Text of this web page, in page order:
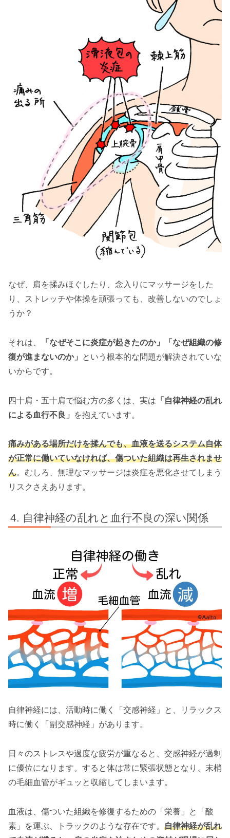
なぜ、肩を揉みほぐしたり、念入りにマッサージをした
り、ストレッチや体操を頑張っても、改善しないのでしょ
うか？
それは、
「なぜそこに炎症が起きたのか」「なぜ組織の修
復が進まないのか」
という根本的な問題が解決されていな
いからです。
四十肩・五十肩で悩む方の多くは、実は 「自律神経の乱れ
による血行不良」
を抱えています。
痛みがある場所だけを揉んでも、血液を送るシステム自体
が正常に働いていなければ、傷ついた組織は再生されませ
ん。むしろ、無理なマッサージは炎症を悪化させてしまう
リスクさえあります。
自律神経の乱れと血行不良の深い関係
自律神経には、活動時に働く「交感神経」と、リラックス
時に働く「副交感神経」があります。
日々のストレスや過度な疲労が重なると、交感神経が過剰
に優位になります。すると体は常に緊張状態となり、末梢
の毛細血管がギュッと収縮してしまいます。
血液は、傷ついた組織を修復するための「栄養」と「酸
素」を運ぶ、トラックのような存在です。 自律神経が乱れ